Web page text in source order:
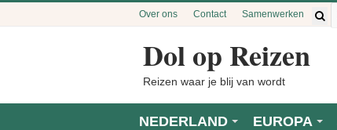
Over ons Contact Samenwerken
Dol op Reizen
Reizen waar je blij van wordt
NEDERLAND EUROPA